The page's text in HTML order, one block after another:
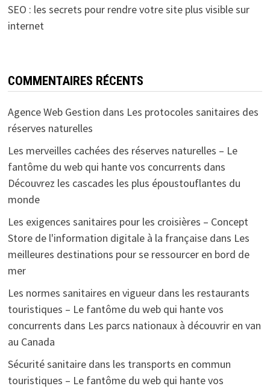
SEO : les secrets pour rendre votre site plus visible sur
internet
COMMENTAIRES RÉCENTS
Agence Web Gestion dans Les protocoles sanitaires des
réserves naturelles
Les merveilles cachées des réserves naturelles – Le
fantôme du web qui hante vos concurrents dans
Découvrez les cascades les plus époustouflantes du
monde
Les exigences sanitaires pour les croisières – Concept
Store de l'information digitale à la françaisedans Les
meilleures destinations pour se ressourcer en bord de
mer
Les normes sanitaires en vigueur dans les restaurants
touristiques – Le fantôme du web qui hante vos
concurrents dans Les parcs nationaux à découvrir en van
au Canada
Sécurité sanitaire dans les transports en commun
touristiques – Le fantôme du web qui hante vos